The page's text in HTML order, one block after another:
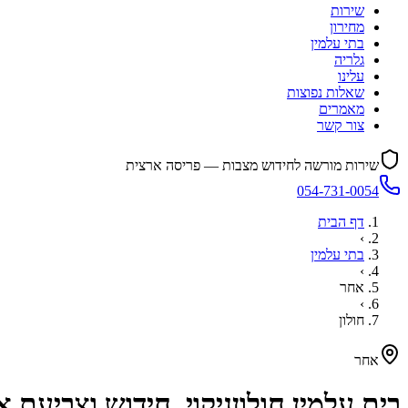
שירות
מחירון
בתי עלמין
גלריה
עלינו
שאלות נפוצות
מאמרים
צור קשר
שירות מורשה לחידוש מצבות — פריסה ארצית
054-731-0054
דף הבית
›
בתי עלמין
›
אחר
›
חולון
אחר